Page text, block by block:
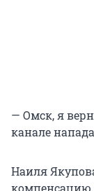
— Омск, я
канале
Наиля
компенсацию.